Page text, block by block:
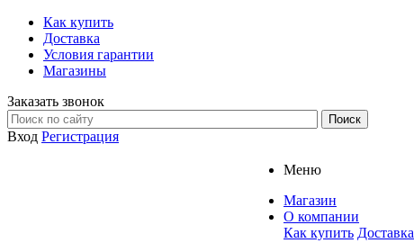
Как купить
Доставка
Условия гарантии
Магазины
Заказать звонок
Вход Регистрация
Меню
Магазин
О компании
Как купить Доставка